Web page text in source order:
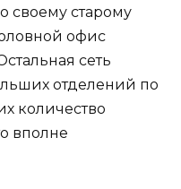
своему старому
офис
сеть
отделений по
количество
вполне